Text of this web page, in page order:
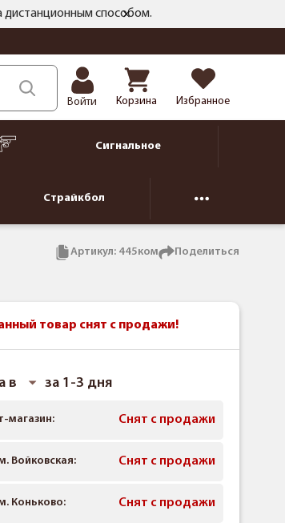
дистанционным способом.
Войти Корзина Избранное
Сигнальное
Страйкбол
Артикул: 445ком Поделиться
товар снят с продажи!
в за 1-3 дня
магазин: Снят с продажи
Войковская: Снят с продажи
Коньково: Снят с продажи